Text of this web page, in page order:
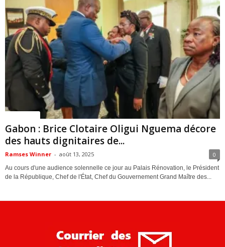
Gabon : Brice Clotaire Oligui Nguema décore
des hauts dignitaires de...
Ramses Winner - août 13, 2025 0
Au cours d'une audience solennelle ce jour au Palais Rénovation, le Président
de la République, Chef de l'État, Chef du Gouvernement Grand Maître des...